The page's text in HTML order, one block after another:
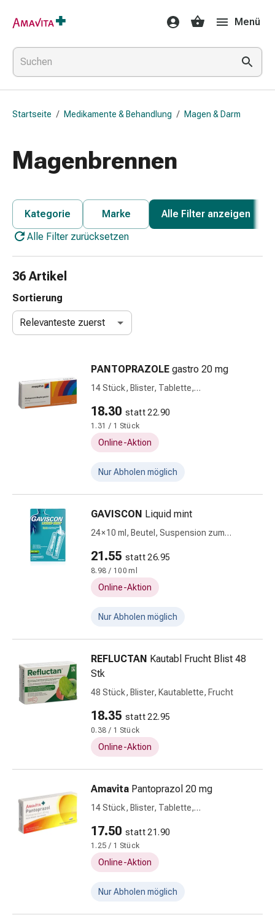
Medikamente
&
Behandlung
Hautverletzung
&
Wundheilung
Elastische
Fingerverband
Fixationspflaster
Pflaster
Pflasterbinde,
Tape
Netzverband
Verbandsmaterial
Sonnenbrand
Wechsel-
Sets
Wundauflage
Wundsalbe
desinfektion
Zugsalbe
Tupfer
Augentropfen
Augenentzündung
Augenverband
Augenhygiene
Hustenbonbons
Halsschmerzen
Grippe-
&
Erkältungsbeschwerden
Husten
Inhalationsgerät
Zubehör
Taschentücher
Menü
Startseite / Medikamente & Behandlung / Magen & Darm
Magenbrennen
Kategorie Marke
Alle Filter anzeigen
Alle Filter zurücksetzen
36 Artikel
Sortierung
Relevanteste zuerst
PANTOPRAZOLE gastro 20 mg
14 Stück, Blister, Tablette,
18.30 statt 22.90
1.31 / 1 Stück
Online-Aktion
Nur Abholen möglich
GAVISCON Liquid mint
24 × 10 ml, Beutel, Suspension zum
21.55 statt 26.95
8.98 / 100 ml
Online-Aktion
Nur Abholen möglich
REFLUCTAN Kautabl Frucht Blist 48
Stk
48 Stück, Blister, Kautablette, Frucht
18.35 statt 22.95
0.38 / 1 Stück
Online-Aktion
Amavita Pantoprazol 20 mg
14 Stück, Blister, Tablette,
17.50 statt 21.90
1.25 / 1 Stück
Online-Aktion
Nur Abholen möglich